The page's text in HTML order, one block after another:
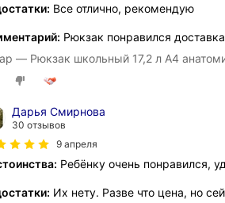
Все отлично, рекомендую
Рюкзак понравился
— Рюкзак школьный 17,2 л А4
Дарья Смирнова
30 отзывов
9 апреля
Ребёнку очень понравился,
Их нету. Разве что цена, но